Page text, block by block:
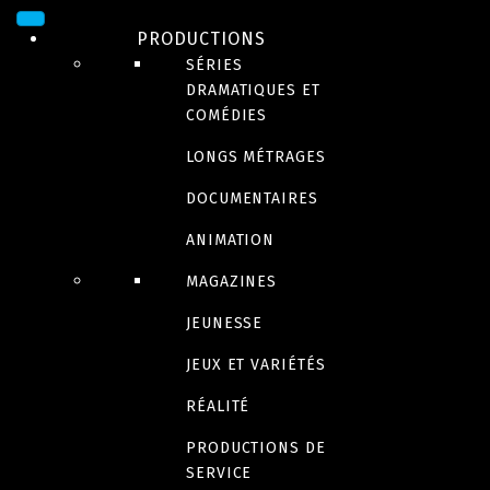
PRODUCTIONS
SÉRIES
DRAMATIQUES ET
COMÉDIES
LONGS MÉTRAGES
DOCUMENTAIRES
ANIMATION
MAGAZINES
JEUNESSE
JEUX ET VARIÉTÉS
RÉALITÉ
PRODUCTIONS DE
SERVICE
L’érotisme et le vieil